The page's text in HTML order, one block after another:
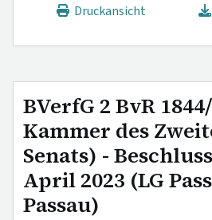
Druckansicht
BVerfG 2 BvR
Kammer des
Senats) -
April 2023 (LG
Passau)